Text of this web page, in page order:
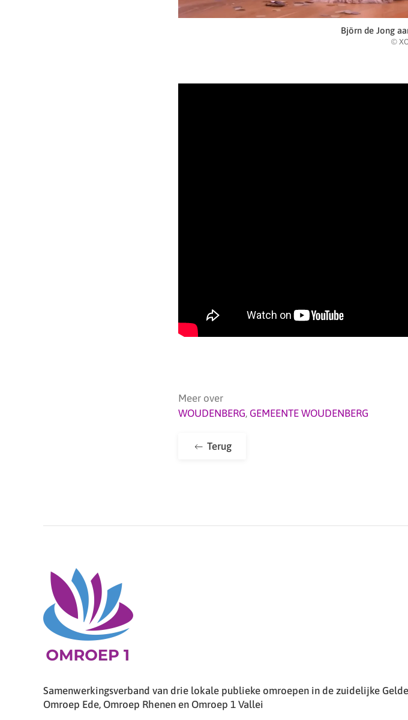
Björn de Jong
©
Meer over
WOUDENBERG, GEMEENTE WOUDENBERG
Terug
Samenwerkingsverband van drie lokale publieke omroepen in de zuidelijke
Omroep Ede, Omroep Rhenen en Omroep 1 Vallei